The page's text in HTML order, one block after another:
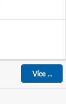
Více...